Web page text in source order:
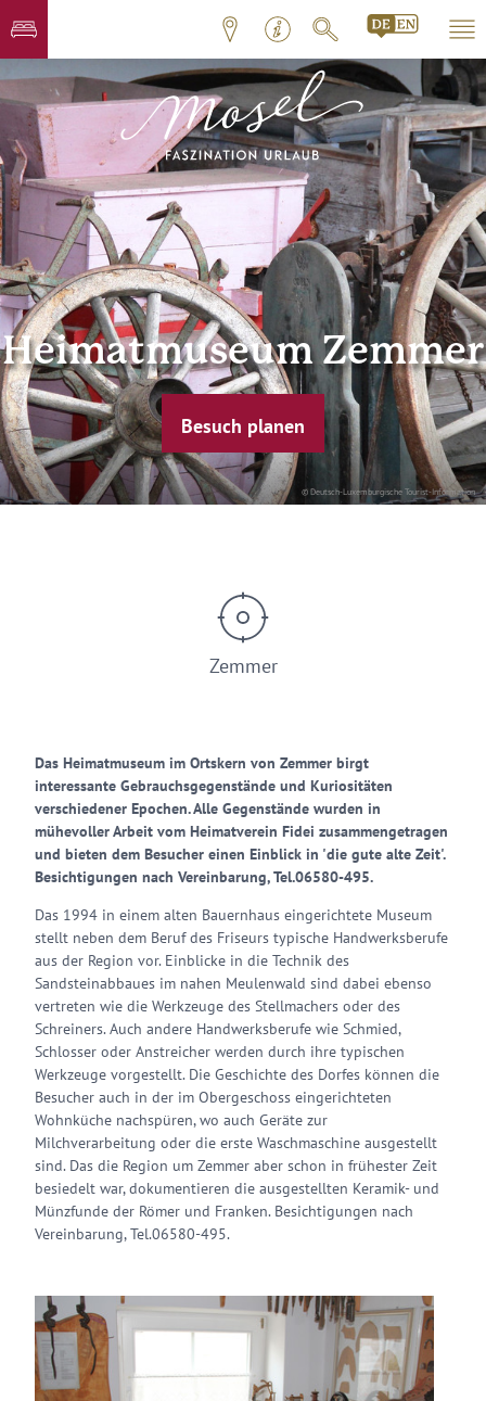
© Deutsch-Luxemburgische Tourist-Information
Heimatmuseum Zemmer
Besuch planen
Zemmer
Das Heimatmuseum im Ortskern von Zemmer birgt
interessante Gebrauchsgegenstände und Kuriositäten
verschiedener Epochen. Alle Gegenstände wurden in
mühevoller Arbeit vom Heimatverein Fidei zusammengetragen
und bieten dem Besucher einen Einblick in 'die gute alte Zeit'.
Besichtigungen nach Vereinbarung, Tel.06580-495.
Das 1994 in einem alten Bauernhaus eingerichtete Museum
stellt neben dem Beruf des Friseurs typische Handwerksberufe
aus der Region vor. Einblicke in die Technik des
Sandsteinabbaues im nahen Meulenwald sind dabei ebenso
vertreten wie die Werkzeuge des Stellmachers oder des
Schreiners. Auch andere Handwerksberufe wie Schmied,
Schlosser oder Anstreicher werden durch ihre typischen
Werkzeuge vorgestellt. Die Geschichte des Dorfes können die
Besucher auch in der im Obergeschoss eingerichteten
Wohnküche nachspüren, wo auch Geräte zur
Milchverarbeitung oder die erste Waschmaschine ausgestellt
sind. Das die Region um Zemmer aber schon in frühester Zeit
besiedelt war, dokumentieren die ausgestellten Keramik- und
Münzfunde der Römer und Franken. Besichtigungen nach
Vereinbarung, Tel.06580-495.